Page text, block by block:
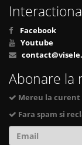
Facebook
Youtube
Abonare la
Mereu la
Fara spam si